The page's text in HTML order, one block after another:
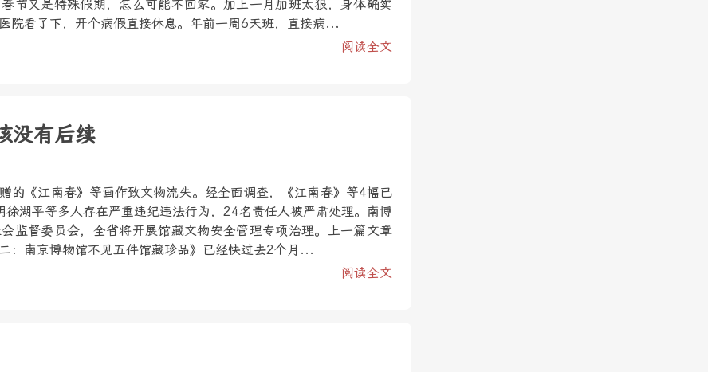
节又是特殊假期，怎么可能不回家。加上一月加班太狠，身体确实
院看了下，开个病假直接休息。年前一周6天班，直接病...
阅读全文
没有后续
的《江南春》等画作致文物流失。经全面调查，《江南春》等4幅已
湖平等多人存在严重违纪违法行为，24名责任人被严肃处理。南博
监督委员会，全省将开展馆藏文物安全管理专项治理。上一篇文章
：南京博物馆不见五件馆藏珍品》已经快过去2个月...
阅读全文